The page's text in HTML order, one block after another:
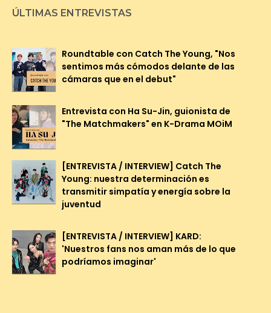
ÚLTIMAS ENTREVISTAS
Roundtable con Catch The Young, "Nos
sentimos más cómodos delante de las
cámaras que en el debut"
Entrevista con Ha Su-Jin, guionista de
"The Matchmakers" en K-Drama MOiM
[ENTREVISTA / INTERVIEW] Catch The
Young: nuestra determinación es
transmitir simpatía y energía sobre la
juventud
[ENTREVISTA / INTERVIEW] KARD:
'Nuestros fans nos aman más de lo que
podríamos imaginar'